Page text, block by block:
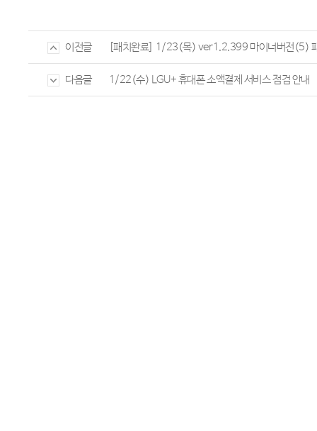
이전글 [패치완료] 1/23(목) ver1.2.399 마이너버전(5)
다음글 1/22(수) LGU+ 휴대폰 소액결제 서비스 점검 안내